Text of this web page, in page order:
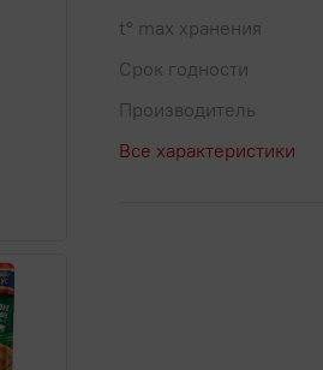
Популярные вопросы
t° max хранения
Срок годности
Производитель
Все характеристики